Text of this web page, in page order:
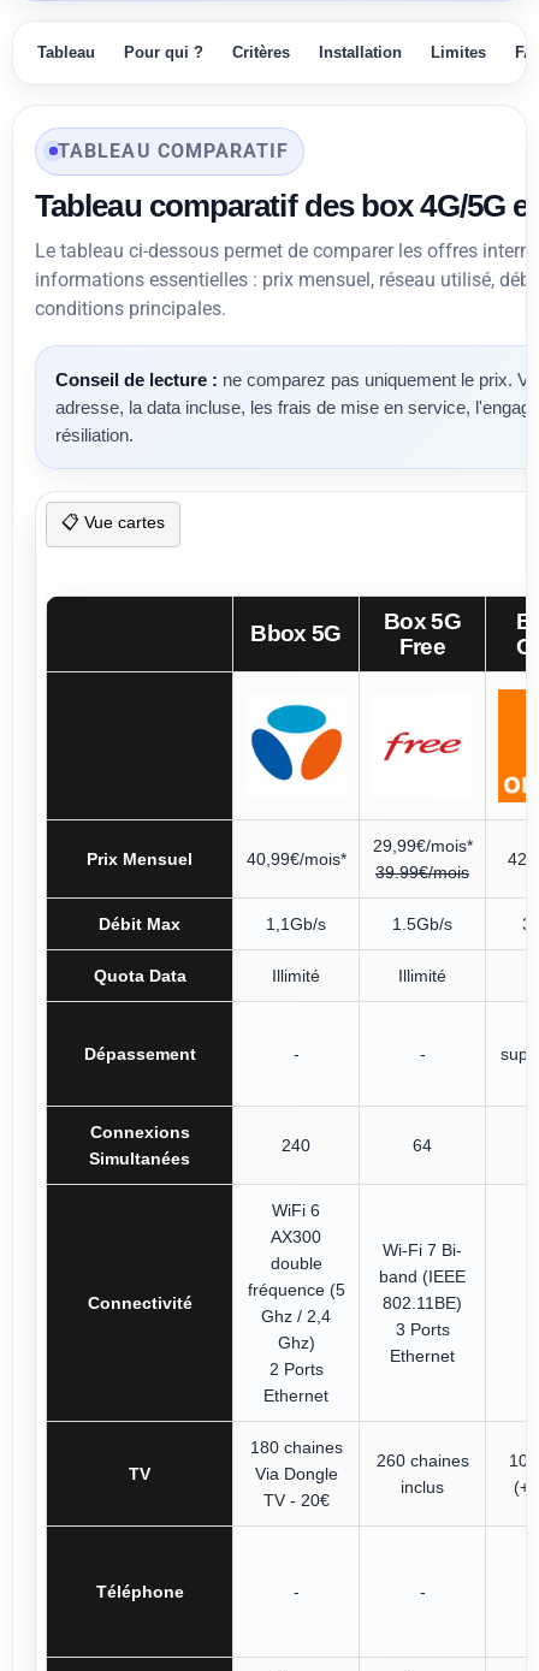
Tableau Pour qui ? Critères Installation Limites
TABLEAU COMPARATIF
Tableau comparatif des box 4G/5G
Le tableau ci-dessous permet de comparer les offres
informations essentielles : prix mensuel, réseau utilisé,
conditions principales.
Conseil de lecture : ne comparez pas uniquement le prix.
adresse, la data incluse, les frais de mise en service,
résiliation.
📋 Vue cartes
Bbox 5G
Box 5G
Free
Prix Mensuel 40,99€/mois*
29,99€/mois*
39.99€/mois
Débit Max 1,1Gb/s 1.5Gb/s
Quota Data Illimité Illimité
Dépassement - -
Connexions
Simultanées
240 64
Connectivité
WiFi 6
AX300
double
fréquence (5
Ghz / 2,4
Ghz)
2 Ports
Ethernet
Wi-Fi 7 Bi-
band (IEEE
802.11BE)
3 Ports
Ethernet
TV
180 chaines
Via Dongle
TV - 20€
260 chaines
inclus
Téléphone - -